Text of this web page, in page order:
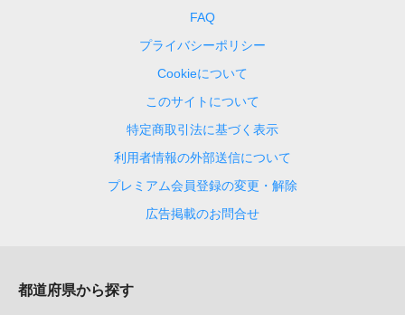
FAQ
プライバシーポリシー
Cookieについて
このサイトについて
特定商取引法に基づく表示
利用者情報の外部送信について
プレミアム会員登録の変更・解除
広告掲載のお問合せ
都道府県から探す